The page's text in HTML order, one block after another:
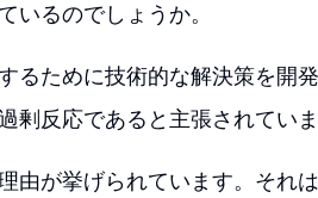
いるのでしょうか。
るために技術的な解決策を開
剰反応であると主張されていま
が挙げられています。それは